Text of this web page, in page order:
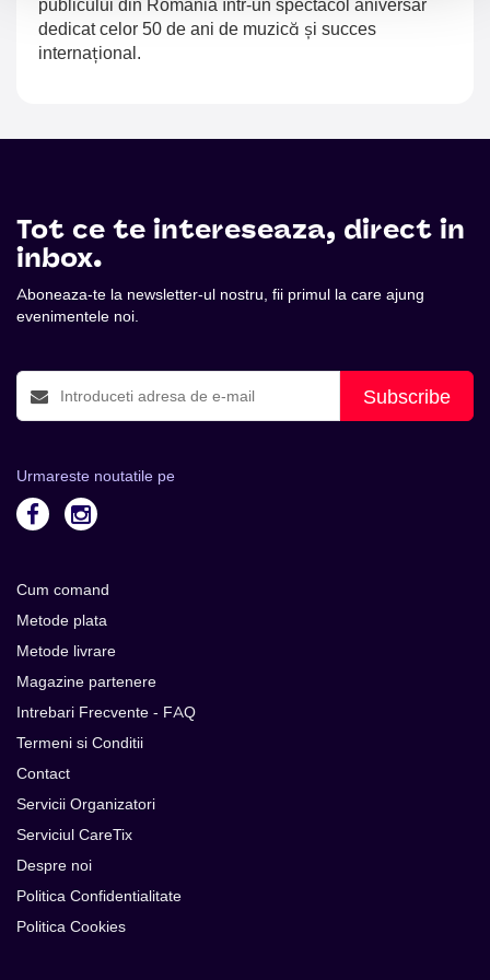
dedicat celor 50 de ani de muzică și succes
internațional.
Tot ce te intereseaza, direct in
inbox.
Aboneaza-te la newsletter-ul nostru, fii primul la care ajung
evenimentele noi.
Subscribe
Urmareste noutatile pe
Cum comand
Metode plata
Metode livrare
Magazine partenere
Intrebari Frecvente - FAQ
Termeni si Conditii
Contact
Servicii Organizatori
Serviciul CareTix
Despre noi
Politica Confidentialitate
Politica Cookies